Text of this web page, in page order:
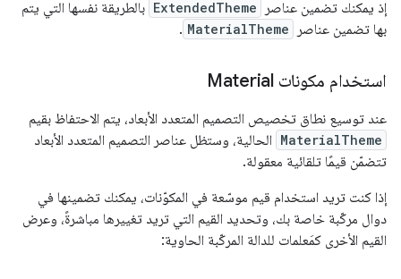
إذ يمكنك تضمين عناصر ExtendedTheme بالطريقة نفسها التي يتم
بها تضمين عناصر
MaterialTheme
.
استخدام مكونات Material
عند توسيع نطاق تخصيص التصميم المتعدد الأبعاد، يتم الاحتفاظ بقيم
MaterialTheme الحالية، وستظل عناصر التصميم المتعدد الأبعاد
تتضمّن قيمًا تلقائية معقولة.
إذا كنت تريد استخدام قيم موسّعة في المكوّنات، يمكنك تضمينها في
دوال مركّبة خاصة بك، وتحديد القيم التي تريد تغييرها مباشرةً، وعرض
القيم الأخرى كمَعلمات للدالة المركّبة الحاوية: